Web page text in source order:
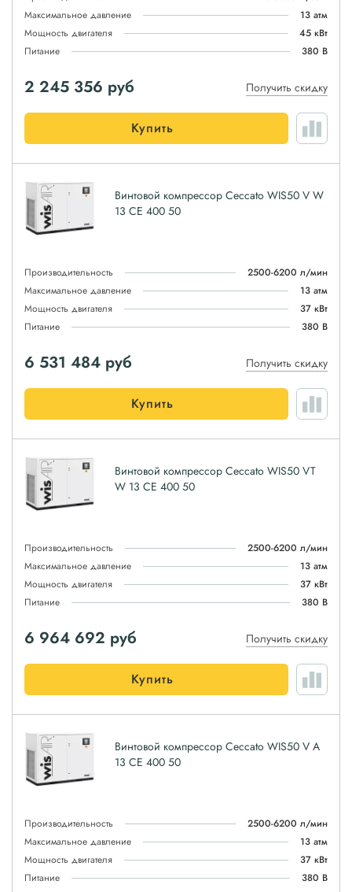
Максимальное давление
13 атм
Мощность двигателя
45 кВт
Питание
380 В
2 245 356 руб Получить скидку
Купить
Винтовой компрессор Ceccato WIS50 V W
13 CE 400 50
Производительность
2500-6200 л/мин
Максимальное давление
13 атм
Мощность двигателя
37 кВт
Питание
380 В
6 531 484 руб Получить скидку
Купить
Винтовой компрессор Ceccato WIS50 VT
W 13 CE 400 50
Производительность
2500-6200 л/мин
Максимальное давление
13 атм
Мощность двигателя
37 кВт
Питание
380 В
6 964 692 руб Получить скидку
Купить
Винтовой компрессор Ceccato WIS50 V A
13 CE 400 50
Производительность
2500-6200 л/мин
Максимальное давление
13 атм
Мощность двигателя
37 кВт
Питание
380 В